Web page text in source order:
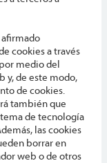
cookies a través
medio del
y, de este modo,
de cookies.
también que
de tecnología
las cookies
borrar en
web o de otros